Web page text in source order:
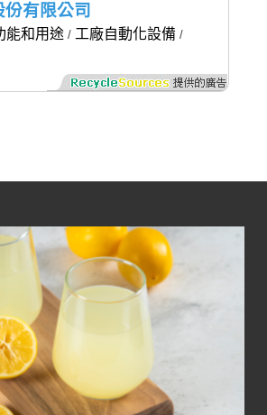
有限公司
能和用途/ 工廠自動化設備/